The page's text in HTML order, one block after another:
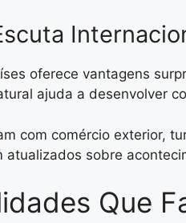
oferece vantagens
ajuda a desenvolver
com comércio exterior,
atualizados sobre
Que